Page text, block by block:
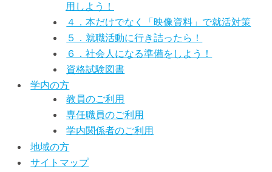
用しよう！
４．本だけでなく「映像資料」で就活対策
５．就職活動に行き詰ったら！
６．社会人になる準備をしよう！
資格試験図書
学内の方
教員のご利用
専任職員のご利用
学内関係者のご利用
地域の方
サイトマップ